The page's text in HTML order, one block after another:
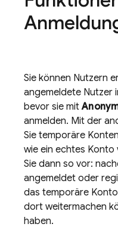
Sie können Nutzern
angemeldete Nutzer
bevor sie mit
anmelden. Mit der
Sie temporäre
wie ein echtes Konto
Sie dann so vor:
angemeldet oder
das temporäre
dort weitermachen
haben.